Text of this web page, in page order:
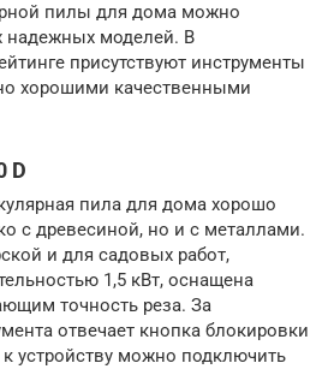
пилы для дома можно
надежных моделей. В
присутствуют инструменты
хорошими качественными
D
пила для дома хорошо
с древесиной, но и с металлами.
и для садовых работ,
1,5 кВт, оснащена
точность реза. За
отвечает кнопка блокировки
к устройству можно подключить